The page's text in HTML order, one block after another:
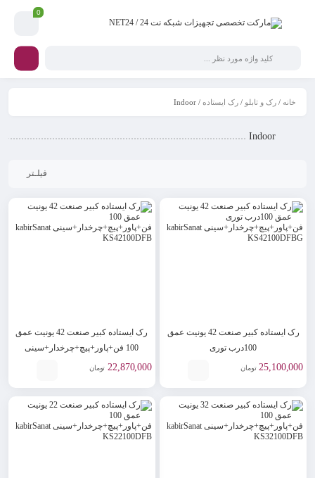
0
خانه / رک و تابلو / رک ایستاده / Indoor
Indoor
فیلـتر
رک ایستاده کبیر صنعت 42 یونیت عمق
100درب توری
فن+پاور+پیچ+چرخدار+سینی
25,100,000 تومان
رک ایستاده کبیر صنعت 42 یونیت عمق
100 فن+پاور+پیچ+چرخدار+سینی
kabirSanat KS42100DFB22,870,000 تومان